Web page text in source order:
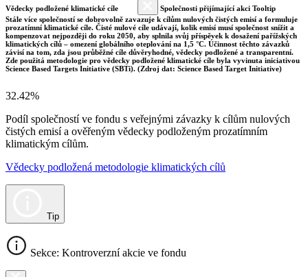
Vědecky podložené klimatické cíle
Společnosti přijímající akci Tooltip
Stále více společností se dobrovolně zavazuje k cílům nulových čistých emisí a formuluje
prozatímní klimatické cíle. Čisté nulové cíle udávají, kolik emisí musí společnost snížit a
kompenzovat nejpozději do roku 2050, aby splnila svůj příspěvek k dosažení pařížských
klimatických cílů – omezení globálního oteplování na 1,5 °C. Účinnost těchto závazků
závisí na tom, zda jsou průběžné cíle důvěryhodné, vědecky podložené a transparentní.
Zde použitá metodologie pro vědecky podložené klimatické cíle byla vyvinuta iniciativou
Science Based Targets Initiative (SBTi). (Zdroj dat: Science Based Target Initiative)
32.42%
Podíl společností ve fondu s veřejnými závazky k cílům nulových
čistých emisí a ověřeným vědecky podloženým prozatímním
klimatickým cílům.
Vědecky podložená metodologie klimatických cílů
Tip
Sekce: Kontroverzní akcie ve fondu